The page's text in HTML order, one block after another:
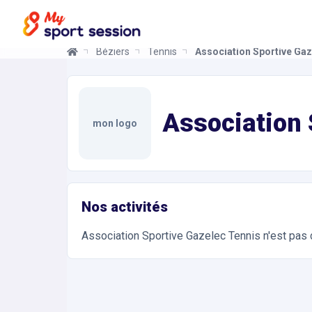
Béziers Tennis Association Sportive
mon logo Association
Nos activités
Association Sportive Gazelec Tennis n'est pas